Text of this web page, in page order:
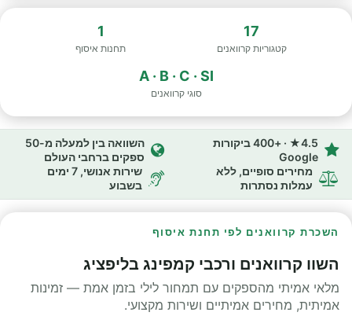
17
קטגוריות קרוואנים
1
תחנות איסוף
A · B · C · SI
סוגי קרוואנים
4.5★ · +400 ביקורות
Google
השוואה בין למעלה מ-50
ספקים ברחבי העולם
מחירים סופיים, ללא
עמלות נסתרות
שירות אנושי, 7 ימים
בשבוע
השכרת קרוואנים לפי תחנת איסוף
השוו קרוואנים ורכבי קמפינג בליפציג
מלאי אמיתי מהספקים עם תמחור לילי בזמן אמת — זמינות
אמיתית, מחירים אמיתיים ושירות מקצועי.